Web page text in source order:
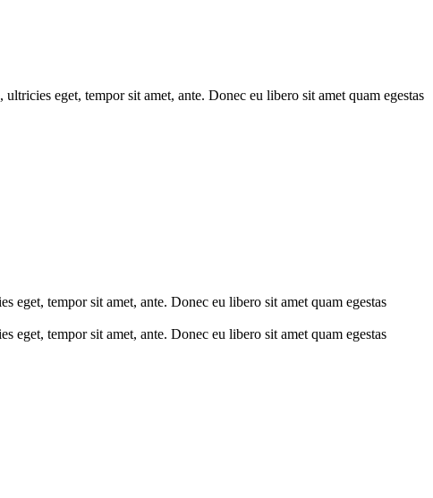
eget, tempor sit amet, ante. Donec eu libero sit amet quam egestas
eget, tempor sit amet, ante. Donec eu libero sit amet quam egestas
eget, tempor sit amet, ante. Donec eu libero sit amet quam egestas